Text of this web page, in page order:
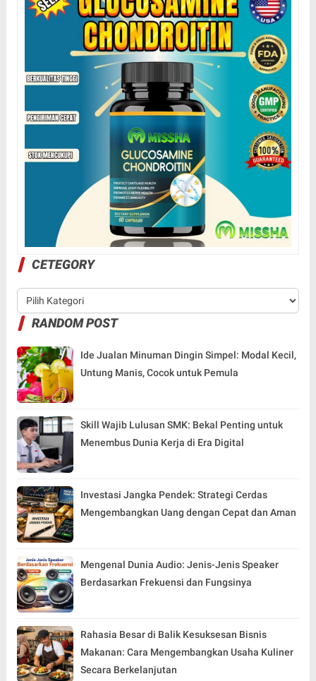
CETEGORY
RANDOM POST
Ide Jualan Minuman Dingin Simpel: Modal Kecil,
Untung Manis, Cocok untuk Pemula
Skill Wajib Lulusan SMK: Bekal Penting untuk
Menembus Dunia Kerja di Era Digital
Investasi Jangka Pendek: Strategi Cerdas
Mengembangkan Uang dengan Cepat dan Aman
Mengenal Dunia Audio: Jenis-Jenis Speaker
Berdasarkan Frekuensi dan Fungsinya
Rahasia Besar di Balik Kesuksesan Bisnis
Makanan: Cara Mengembangkan Usaha Kuliner
Secara Berkelanjutan